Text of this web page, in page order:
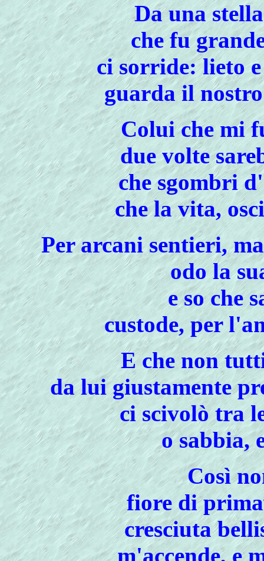
Da una
che fu
ci sorride: lieto
guarda il
Colui che mi
due volte
che sgombri
che la vita,
Per arcani sentieri,
odo la
e so che
custode, per
E che non
da lui giustamente
ci scivolò tra
o sabbia,
Così
fiore di
cresciuta
m'accende, e